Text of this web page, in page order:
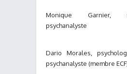
Monique Garnier,
psychanalyste
Dario Morales,
psychanalyste (membre